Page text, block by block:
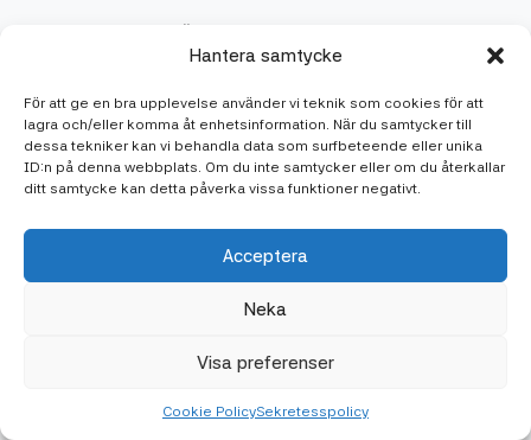
Hantera samtycke
För att ge en bra upplevelse använder vi teknik som cookies för att
lagra och/eller komma åt enhetsinformation. När du samtycker till
dessa tekniker kan vi behandla data som surfbeteende eller unika
ID:n på denna webbplats. Om du inte samtycker eller om du återkallar
ditt samtycke kan detta påverka vissa funktioner negativt.
Acceptera
Neka
Visa preferenser
Cookie PolicySekretesspolicy
Ett modernt och väljusterat ventilationssystem kan
avsevärt minska energiförbrukningen. Genom att
du både spara pengar och minska ditt klimatavtryck.
Vi vill gärna höra från dig!